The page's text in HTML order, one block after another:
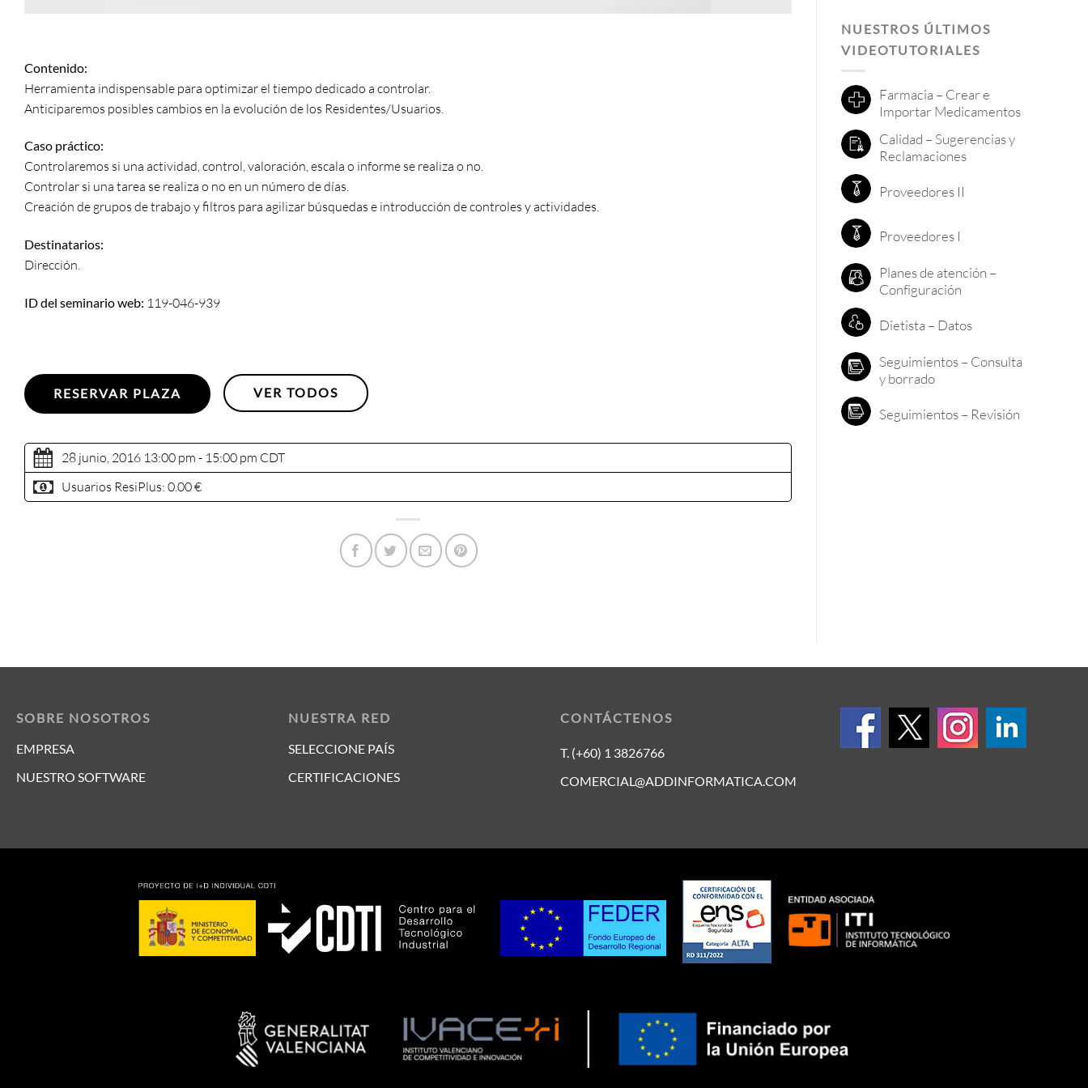
Contenido:
Herramienta indispensable para optimizar el tiempo dedicado a controlar.
Anticiparemos posibles cambios en la evolución de los Residentes/Usuarios.
Caso práctico:
Controlaremos si una actividad, control, valoración, escala o informe se realiza o no.
Controlar si una tarea se realiza o no en un número de días.
Creación de grupos de trabajo y filtros para agilizar búsquedas e introducción de controles y actividades.
Destinatarios:
Dirección.
ID del seminario web: 119-046-939
RESERVAR PLAZA VER TODOS
28 junio, 2016 13:00 pm - 15:00 pm CDT
Usuarios ResiPlus: 0.00 €
NUESTROS ÚLTIMOS
VIDEOTUTORIALES
Farmacia – Crear e
Importar Medicamentos
Calidad – Sugerencias y
Reclamaciones
Proveedores II
Proveedores I
Planes de atención –
Configuración
Dietista – Datos
Seguimientos – Consulta
y borrado
Seguimientos – Revisión
SOBRE NOSOTROS
EMPRESA
NUESTRO SOFTWARE
NUESTRA RED
SELECCIONE PAÍS
CERTIFICACIONES
CONTÁCTENOS
T. (+60) 1 3826766
COMERCIAL@ADDINFORMATICA.COM